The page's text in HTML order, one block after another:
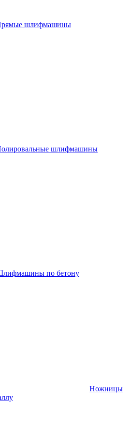
шлифмашины
шлифмашины
по бетону
Ножницы